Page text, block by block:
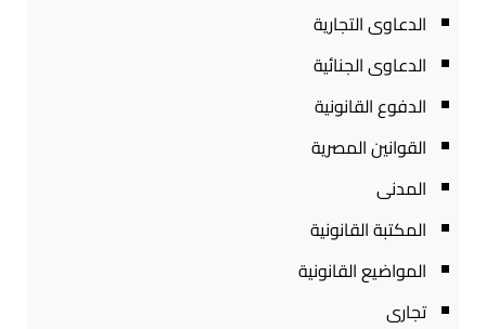
الدعاوى التجارية
الدعاوى الجنائية
الدفوع القانونية
القوانين المصرية
المدنى
المكتبة القانونية
المواضيع القانونية
تجارى